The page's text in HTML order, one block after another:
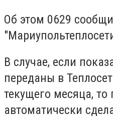
Об этом 0629
В случае, если
переданы в
текущего месяца, то
автоматически